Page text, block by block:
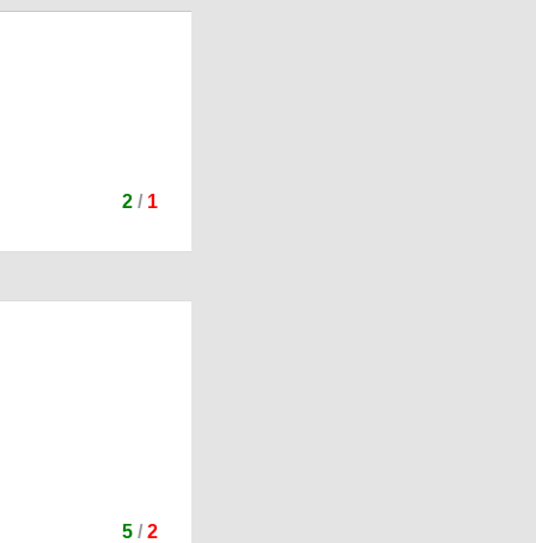
2/ 1
5/ 2